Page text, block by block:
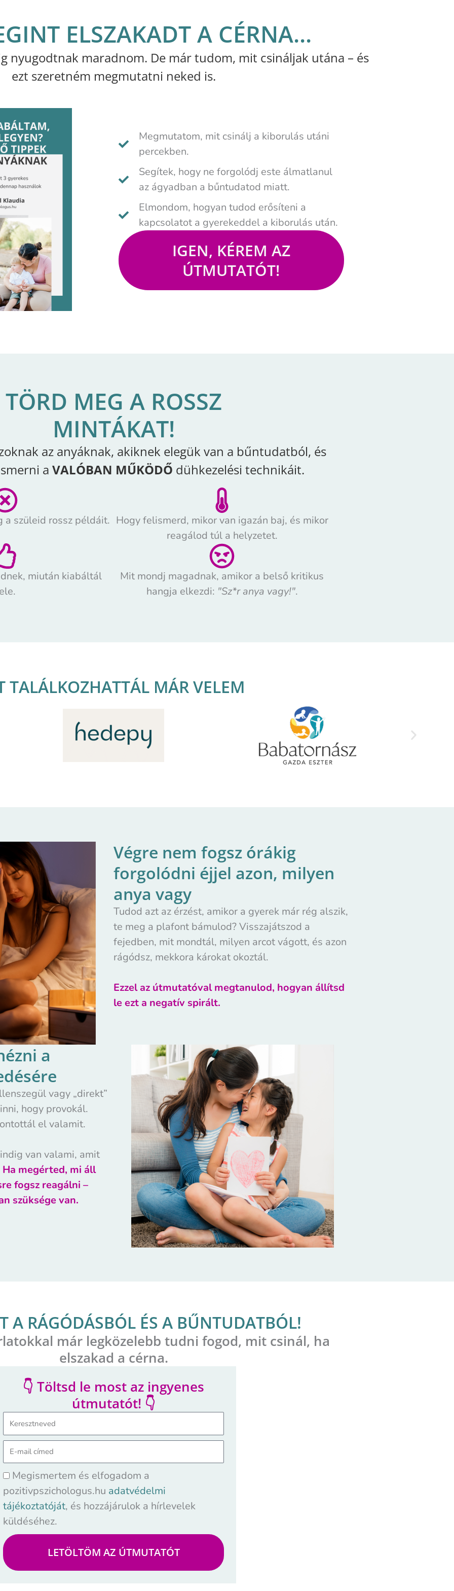
ELSZAKADT A CÉRNA...
nyugodtnak maradnom. De már tudom, mit csináljak utána – és
ezt szeretném megmutatni neked is.
Megmutatom, mit csinálj a kiborulás utáni
percekben.
Segítek, hogy ne forgolódj este álmatlanul
az ágyadban a bűntudatod miatt.
Elmondom, hogyan tudod erősíteni a
kapcsolatot a gyerekeddel a kiborulás után.
IGEN, KÉREM AZ
ÚTMUTATÓT!
TÖRD MEG A ROSSZ
MINTÁKAT!
az anyáknak, akiknek elegük van a bűntudatból, és
a VALÓBAN MŰKÖDŐ dühkezelési technikáit.
a szüleid rossz példáit. Hogy felismerd, mikor van igazán baj, és mikor
reagálod túl a helyzetet.
miután kiabáltál
Mit mondj magadnak, amikor a belső kritikus
hangja elkezdi: "Sz*r anya vagy!".
TALÁLKOZHATTÁL MÁR VELEM
Végre nem fogsz órákig
forgolódni éjjel azon, milyen
anya vagy
Tudod azt az érzést, amikor a gyerek már rég alszik,
te meg a plafont bámulod? Visszajátszod a
fejedben, mit mondtál, milyen arcot vágott, és azon
rágódsz, mekkora károkat okoztál.
Ezzel az útmutatóval megtanulod, hogyan állítsd
le ezt a negatív spirált.
a
vagy „direkt”
hogy provokál.
el valamit.
van valami, amit
Ha megérted, mi áll
fogsz reagálni –
szüksége van.
A RÁGÓDÁSBÓL ÉS A BŰNTUDATBÓL!
már legközelebb tudni fogod, mit csinál, ha
elszakad a cérna.
👇 Töltsd le most az ingyenes
útmutatót! 👇
Megismertem és elfogadom a
pozitivpszichologus.hu adatvédelmi
tájékoztatóját, és hozzájárulok a hírlevelek
küldéséhez.
LETÖLTÖM AZ ÚTMUTATÓT